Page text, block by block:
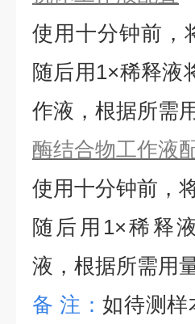
使用十分钟前，
随后用1×稀释液
作液，根据所需
酶结合物工作液
使用十分钟前，
随后用1×稀释
液，根据所需用
备 注：如待测样